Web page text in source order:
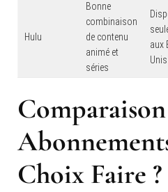
Hulu
Bonne
combinaison
de contenu
animé et
séries
aux
Unis
Choix Faire ?